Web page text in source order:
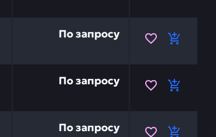
инвестиция в бесперебойную
По запросу
инвестиция в бесперебойную
По запросу
инвестиция в бесперебойную
По запросу